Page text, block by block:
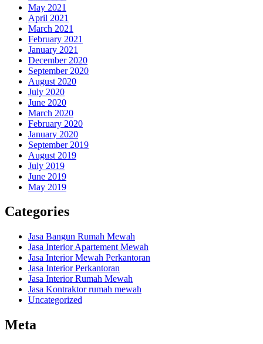
May 2021
April 2021
March 2021
February 2021
January 2021
December 2020
September 2020
August 2020
July 2020
June 2020
March 2020
February 2020
January 2020
September 2019
August 2019
July 2019
June 2019
May 2019
Categories
Jasa Bangun Rumah Mewah
Jasa Interior Apartement Mewah
Jasa Interior Mewah Perkantoran
Jasa Interior Perkantoran
Jasa Interior Rumah Mewah
Jasa Kontraktor rumah mewah
Uncategorized
Meta